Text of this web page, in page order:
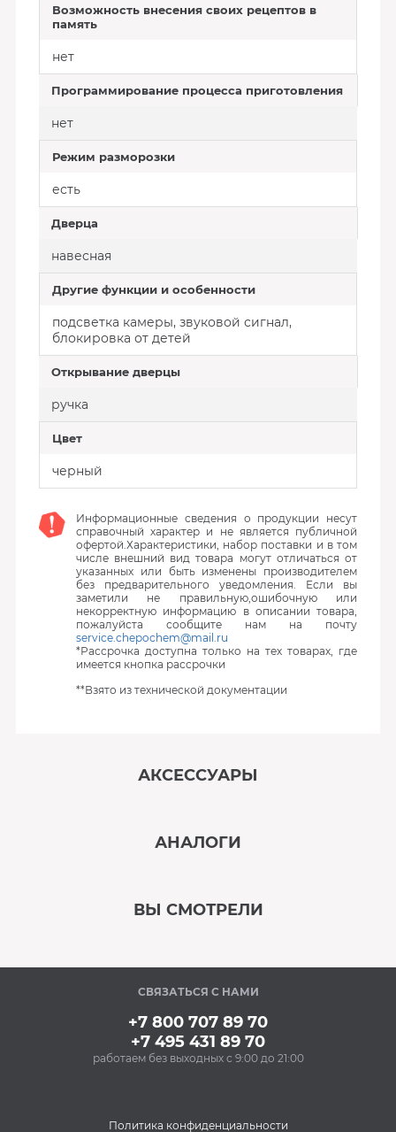
Возможность внесения своих рецептов в
память
нет
Программирование процесса приготовления
нет
Режим разморозки
есть
Дверца
навесная
Другие функции и особенности
подсветка камеры, звуковой сигнал,
блокировка от детей
Открывание дверцы
ручка
Цвет
черный
Информационные сведения о продукции несут
справочный характер и не является публичной
офертой.Характеристики, набор поставки и в том
числе внешний вид товара могут отличаться от
указанных или быть изменены производителем
без предварительного уведомления. Если вы
заметили не правильную,ошибочную или
некорректную информацию в описании товара,
пожалуйста сообщите нам на почту
service.chepochem@mail.ru
*Рассрочка доступна только на тех товарах, где
имеется кнопка рассрочки
**Взято из технической документации
АКСЕССУАРЫ
стали BON BN-175
АНАЛОГИ
ВЫ СМОТРЕЛИ
Под заказ
СВЯЗАТЬСЯ С НАМИ
+7 800 707 89 70
+7 495 431 89 70
работаем без выходных с 9:00 до 21:00
Политика конфиденциальности